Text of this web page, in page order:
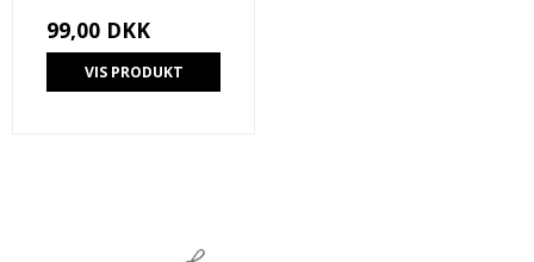
99,00 DKK
VIS PRODUKT